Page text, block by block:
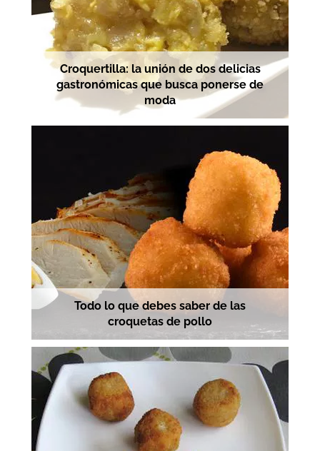
Croquertilla: la unión de dos delicias
gastronómicas que busca ponerse de
moda
Todo lo que debes saber de las
croquetas de pollo